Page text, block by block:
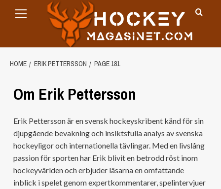
Menu
HOME ERIK PETTERSSON PAGE 181
Om Erik Pettersson
Erik Pettersson är en svensk hockeyskribent känd för sin
djupgående bevakning och insiktsfulla analys av svenska
hockeyligor och internationella tävlingar. Med en livslång
passion för sporten har Erik blivit en betrodd röst inom
hockeyvärlden och erbjuder läsarna en omfattande
inblick i spelet genom expertkommentarer, spelintervjuer